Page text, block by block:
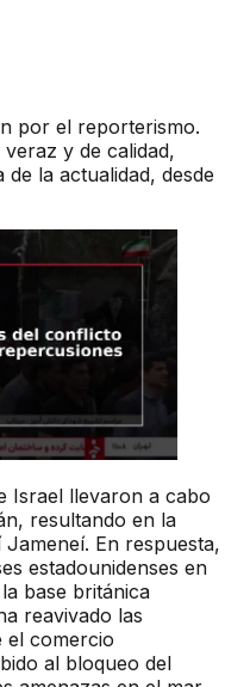
por el reporterismo.
y de calidad,
la actualidad, desde
Israel llevaron a cabo
resultando en la
En respuesta,
estadounidenses en
base británica
reavivado las
el comercio
al bloqueo del